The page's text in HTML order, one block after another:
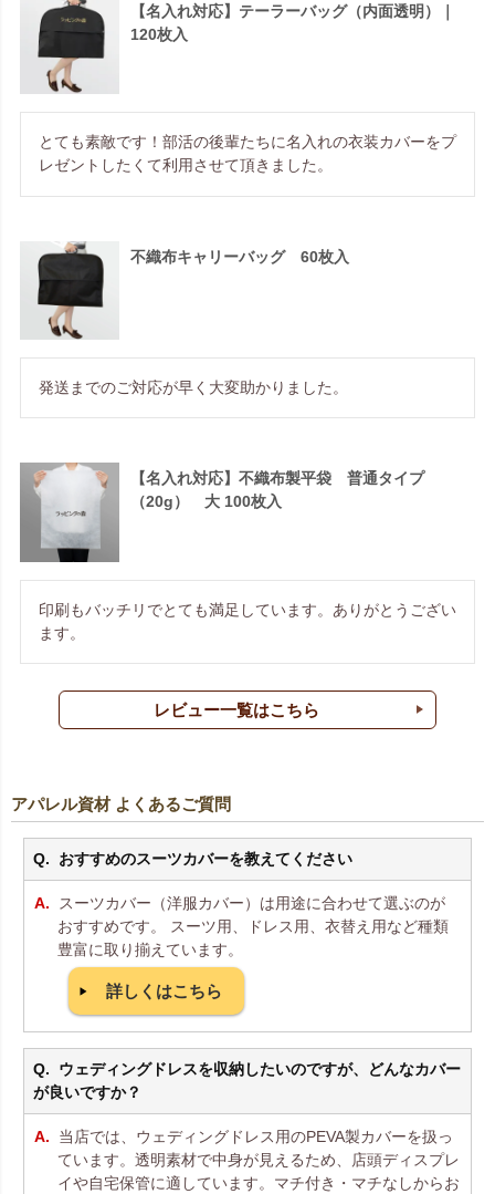
【名入れ対応】テーラーバッグ（内面透明）｜
120枚入
とても素敵です！部活の後輩たちに名入れの衣装カバーをプ
レゼントしたくて利用させて頂きました。
不織布キャリーバッグ 60枚入
発送までのご対応が早く大変助かりました。
【名入れ対応】不織布製平袋 普通タイプ
（20g） 大 100枚入
印刷もバッチリでとても満足しています。ありがとうござい
ます。
レビュー一覧はこちら
アパレル資材 よくあるご質問
おすすめのスーツカバーを教えてください
スーツカバー（洋服カバー）は用途に合わせて選ぶのが
おすすめです。 スーツ用、ドレス用、衣替え用など種類
豊富に取り揃えています。
詳しくはこちら
ウェディングドレスを収納したいのですが、どんなカバー
が良いですか？
当店では、ウェディングドレス用のPEVA製カバーを扱っ
ています。透明素材で中身が見えるため、店頭ディスプレ
イや自宅保管に適しています。マチ付き・マチなしからお